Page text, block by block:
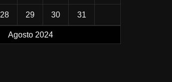
Agosto 2024
28 29 30 31